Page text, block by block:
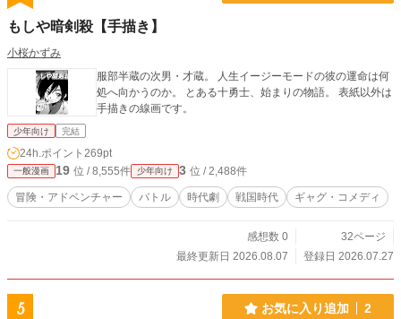
もしや暗剣殺【手描き】
小桜かずみ
服部半蔵の次男・才蔵。 人生イージーモードの彼の運命は何
処へ向かうのか。 とある十勇士、始まりの物語。 表紙以外は
手描きの線画です。
少年向け 完結
24h.ポイント 269pt
一般漫画 19 位 / 8,555件 少年向け 3 位 / 2,488件
冒険・アドベンチャー バトル 時代劇 戦国時代 ギャグ・コメディ
感想数 0
32ページ
最終更新日 2026.08.07
登録日 2026.07.27
5 お気に入り追加 2